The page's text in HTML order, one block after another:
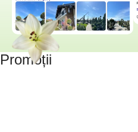
Promoții